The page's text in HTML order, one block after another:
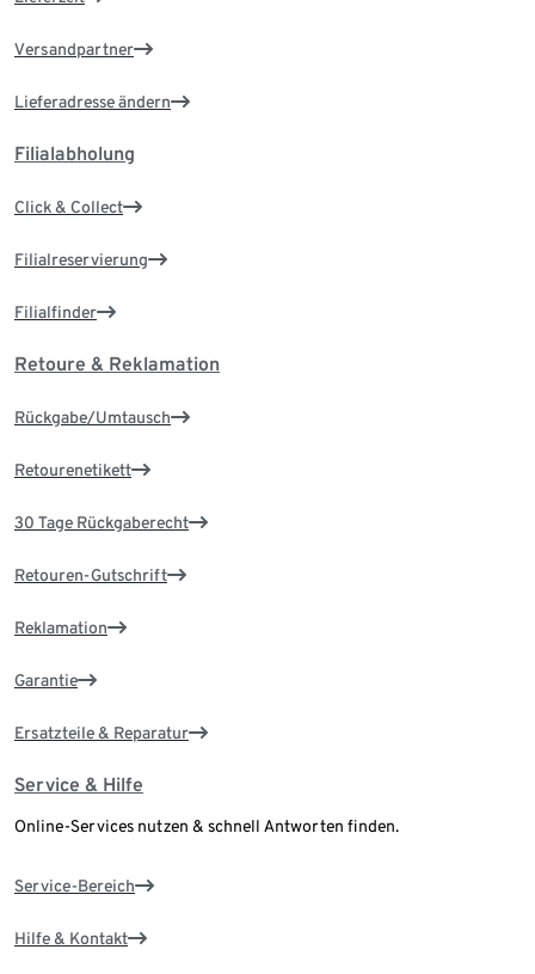
Versandpartner
Lieferadresse ändern
Filialabholung
Click & Collect
Filialreservierung
Filialfinder
Retoure & Reklamation
Rückgabe/Umtausch
Retourenetikett
30 Tage Rückgaberecht
Retouren-Gutschrift
Reklamation
Garantie
Ersatzteile & Reparatur
Service & Hilfe
Online-Services nutzen & schnell Antworten finden.
Service-Bereich
Hilfe & Kontakt